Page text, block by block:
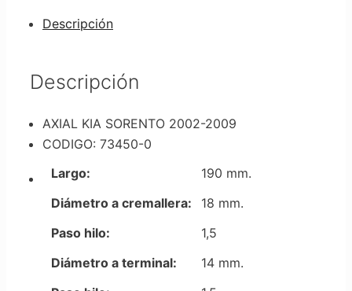
Descripción
Descripción
AXIAL KIA SORENTO 2002-2009
CODIGO: 73450-0
Largo:
190 mm.
Diámetro a cremallera:
18 mm.
Paso hilo:
1,5
Diámetro a terminal:
14 mm.